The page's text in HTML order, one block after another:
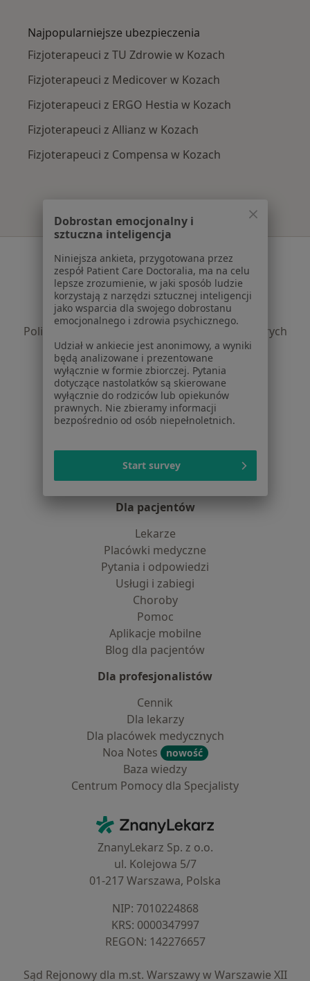
Najpopularniejsze ubezpieczenia
Fizjoterapeuci z TU Zdrowie w Kozach
Fizjoterapeuci z Medicover w Kozach
Fizjoterapeuci z ERGO Hestia w Kozach
Fizjoterapeuci z Allianz w Kozach
Fizjoterapeuci z Compensa w Kozach
Serwis
Regulamin
Polityka prywatności pacjentów
Polityka prywatności profesjonalistów
Polityka prywatności dla profesjonalistów, których
dane pozyskaliśmy samodzielnie
Polityka cookies
Jak działają wyniki wyszukiwania
Dostępność
O nas
Rekrutujemy!
Partnerzy
Centrum prasowe
Kontakt
Dla pacjentów
Lekarze
Placówki medyczne
Pytania i odpowiedzi
Usługi i zabiegi
Choroby
Pomoc
Aplikacje mobilne
Blog dla pacjentów
Dla profesjonalistów
Cennik
Dla lekarzy
Dla placówek medycznych
Noa Notes
nowość
Baza wiedzy
Centrum Pomocy dla Specjalisty
ZnanyLekarz - Strona główna
ZnanyLekarz Sp. z o.o.
ul. Kolejowa 5/7
01-217 Warszawa, Polska
NIP: ⁠7010224868
KRS: ⁠0000347997
REGON: ⁠142276657
Sąd Rejonowy dla m.st. Warszawy w Warszawie XII
Dobrostan emocjonalny i
sztuczna inteligencja
Niniejsza ankieta, przygotowana przez
zespół Patient Care Doctoralia, ma na celu
lepsze zrozumienie, w jaki sposób ludzie
korzystają z narzędzi sztucznej inteligencji
jako wsparcia dla swojego dobrostanu
emocjonalnego i zdrowia psychicznego.
Udział w ankiecie jest anonimowy, a wyniki
będą analizowane i prezentowane
wyłącznie w formie zbiorczej. Pytania
dotyczące nastolatków są skierowane
wyłącznie do rodziców lub opiekunów
prawnych. Nie zbieramy informacji
bezpośrednio od osób niepełnoletnich.
Start survey